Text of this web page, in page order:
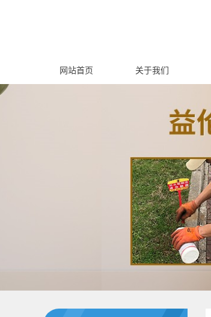
网站首页 关于我们